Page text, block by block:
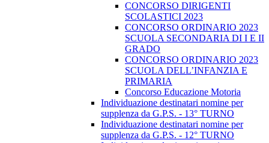
CONCORSO DIRIGENTI
SCOLASTICI 2023
CONCORSO ORDINARIO 2023
SCUOLA SECONDARIA DI I E II
GRADO
CONCORSO ORDINARIO 2023
SCUOLA DELL’INFANZIA E
PRIMARIA
Concorso Educazione Motoria
Individuazione destinatari nomine per
supplenza da G.P.S. - 13° TURNO
Individuazione destinatari nomine per
supplenza da G.P.S. - 12° TURNO